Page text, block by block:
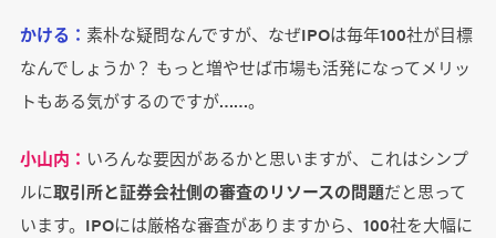
かける： 素朴な疑問なんですが、なぜIPOは毎年100社が目標
なんでしょうか？ もっと増やせば市場も活発になってメリッ
トもある気がするのですが……。
小山内： いろんな要因があるかと思いますが、これはシンプ
ルに取引所と証券会社側の審査のリソースの問題だと思って
います。IPOには厳格な審査がありますから、100社を大幅に